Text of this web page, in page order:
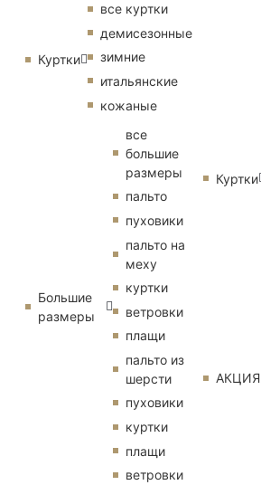
Куртки
все куртки
демисезонные
зимние
итальянские
кожаные
Большие
размеры
все
большие
размеры
пальто
пуховики
пальто на
меху
куртки
ветровки
плащи
пальто из
шерсти
пуховики
куртки
плащи
ветровки
Куртки
АКЦИЯ